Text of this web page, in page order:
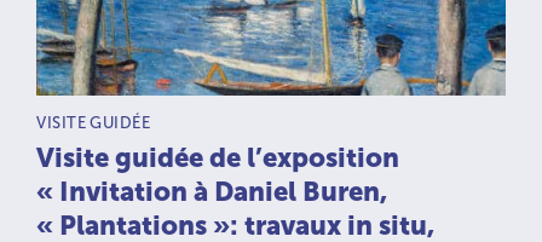
TYPE D’ACTIVITÉ :
VISITE GUIDÉE
Visite guidée de l’exposition
« Invitation à Daniel Buren,
« Plantations »: travaux in situ,